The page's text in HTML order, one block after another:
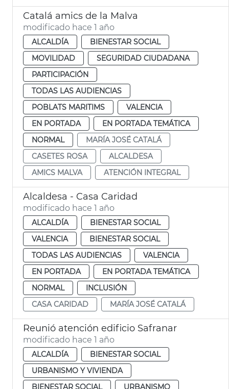
Catalá amics de la Malva
modificado hace 1 año
ALCALDÍA
BIENESTAR SOCIAL
MOVILIDAD
SEGURIDAD CIUDADANA
PARTICIPACIÓN
TODAS LAS AUDIENCIAS
POBLATS MARITIMS
VALENCIA
EN PORTADA
EN PORTADA TEMÁTICA
NORMAL
MARÍA JOSÉ CATALÁ
CASETES ROSA
ALCALDESA
AMICS MALVA
ATENCIÓN INTEGRAL
Alcaldesa - Casa Caridad
modificado hace 1 año
ALCALDÍA
BIENESTAR SOCIAL
VALENCIA
BIENESTAR SOCIAL
TODAS LAS AUDIENCIAS
VALENCIA
EN PORTADA
EN PORTADA TEMÁTICA
NORMAL
INCLUSIÓN
CASA CARIDAD
MARÍA JOSÉ CATALÁ
Reunió atención edificio Safranar
modificado hace 1 año
ALCALDÍA
BIENESTAR SOCIAL
URBANISMO Y VIVIENDA
BIENESTAR SOCIAL
URBANISMO